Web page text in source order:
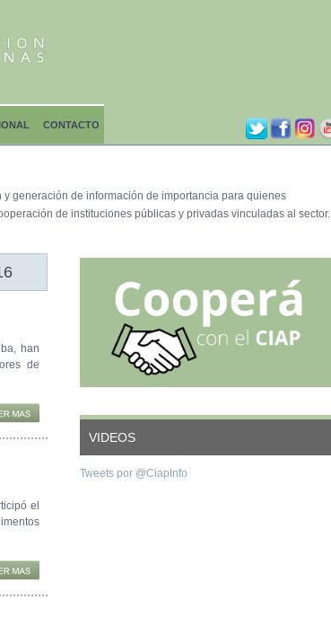
CONTACTO
generación de información de importancia para quienes
de instituciones públicas y privadas vinculadas al sector.
han
de
el
VIDEOS
Tweets por @CiapInfo